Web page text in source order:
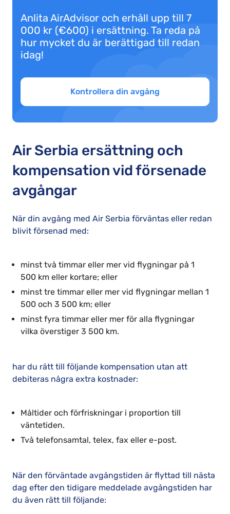
Anlita AirAdvisor och erhåll upp till 7
000 kr (€600) i ersättning. Ta reda på
hur mycket du är berättigad till redan
idag!
Kontrollera din avgång
Air Serbia ersättning och
kompensation vid försenade
avgångar
När din avgång med Air Serbia förväntas eller redan
blivit försenad med:
minst två timmar eller mer vid flygningar på 1
500 km eller kortare; eller
minst tre timmar eller mer vid flygningar mellan 1
500 och 3 500 km; eller
minst fyra timmar eller mer för alla flygningar
vilka överstiger 3 500 km.
har du rätt till följande kompensation utan att
debiteras några extra kostnader:
Måltider och förfriskningar i proportion till
väntetiden.
Två telefonsamtal, telex, fax eller e-post.
När den förväntade avgångstiden är flyttad till nästa
dag efter den tidigare meddelade avgångstiden har
du även rätt till följande: